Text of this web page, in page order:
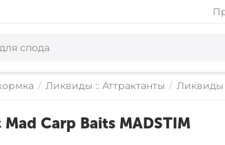
/ Ликвиды :: Аттрактанты / Ликвиды
Carp Baits MADSTIM